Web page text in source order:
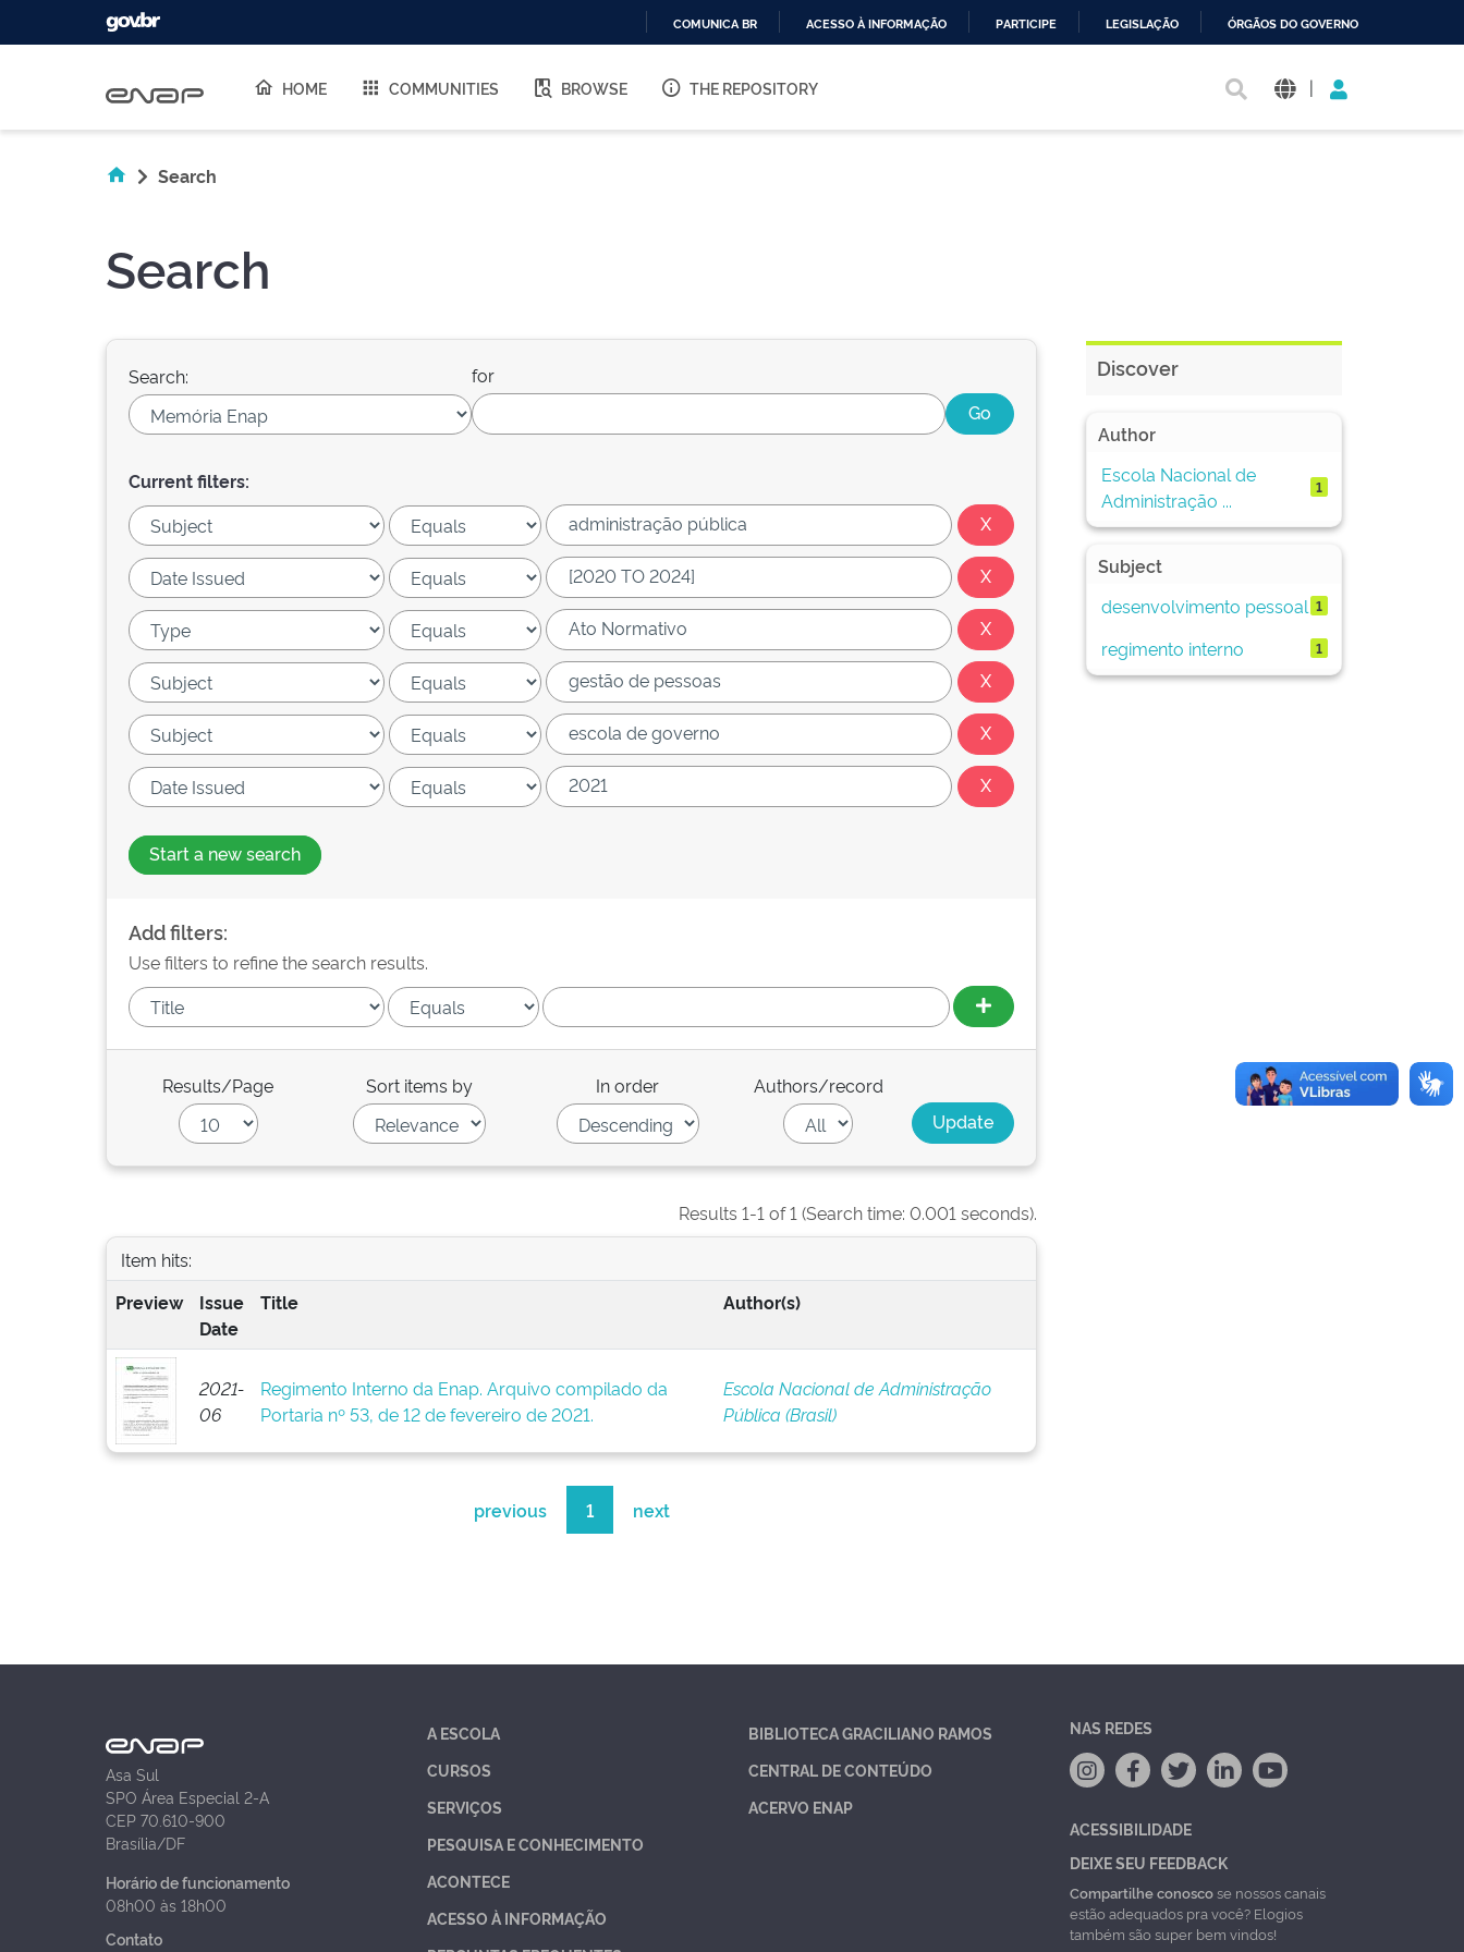
O
COMUNICA BR ACESSO À INFORMAÇÃO PARTICIPE LEGISLAÇÃO ÓRGÃOS DO GOVERNO
HOME COMMUNITIES BROWSE THE REPOSITORY |
Search
Search
Search: for
Current filters:
Start a new search
Add filters:
Use filters to refine the search results.
Results/Page Sort items by In order Authors/record
Results 1-1 of 1 (Search time: 0.001 seconds).
Item hits:
Preview
Issue
Date
Title Author(s)
2021-
06
Regimento Interno da Enap. Arquivo compilado da
Portaria nº 53, de 12 de fevereiro de 2021.
Escola Nacional de Administração
Pública (Brasil)
previous 1 next
Discover
Author
Escola Nacional de
Administração ...
1
Subject
desenvolvimento pessoal 1
regimento interno 1
Asa Sul
SPO Área Especial 2-A
CEP 70.610-900
Brasília/DF
Horário de funcionamento
08h00 às 18h00
Contato
A ESCOLA
CURSOS
SERVIÇOS
PESQUISA E CONHECIMENTO
ACONTECE
ACESSO À INFORMAÇÃO
BIBLIOTECA GRACILIANO RAMOS
CENTRAL DE CONTEÚDO
ACERVO ENAP
NAS REDES
ACESSIBILIDADE
DEIXE SEU FEEDBACK
Compartilhe conoscose nossos canais
estão adequados pra você? Elogios
também são super bem vindos!